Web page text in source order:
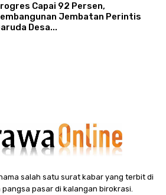
Capai 92 Persen,
Jembatan Perintis
Desa...
salah satu surat kabar yang terbit di
pasar di kalangan birokrasi.